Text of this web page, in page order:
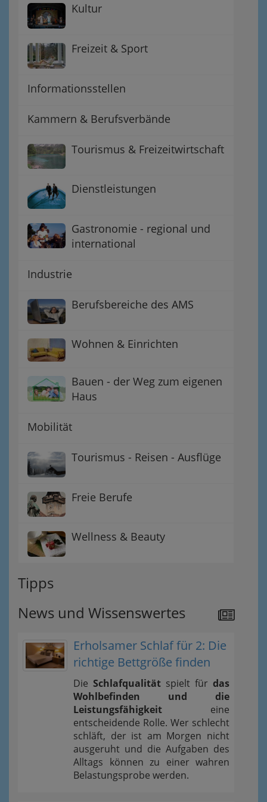
Kultur
Freizeit & Sport
Informationsstellen
Kammern & Berufsverbände
Tourismus & Freizeitwirtschaft
Dienstleistungen
Gastronomie - regional und
international
Industrie
Berufsbereiche des AMS
Wohnen & Einrichten
Bauen - der Weg zum eigenen
Haus
Mobilität
Tourismus - Reisen - Ausflüge
Freie Berufe
Wellness & Beauty
Tipps
News und Wissenswertes
Erholsamer Schlaf für 2: Die
richtige Bettgröße finden
Die Schlafqualität spielt für das
Wohlbefinden und die
Leistungsfähigkeit eine
entscheidende Rolle. Wer schlecht
schläft, der ist am Morgen nicht
ausgeruht und die Aufgaben des
Alltags können zu einer wahren
Belastungsprobe werden.